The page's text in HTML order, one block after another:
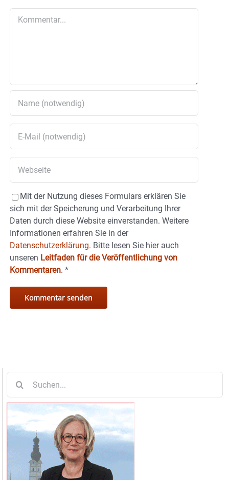
Mit der Nutzung dieses Formulars erklären Sie
sich mit der Speicherung und Verarbeitung Ihrer
Daten durch diese Website einverstanden. Weitere
Informationen erfahren Sie in der
Datenschutzerklärung. Bitte lesen Sie hier auch
unseren Leitfaden für die Veröffentlichung von
Kommentaren. *
nach: